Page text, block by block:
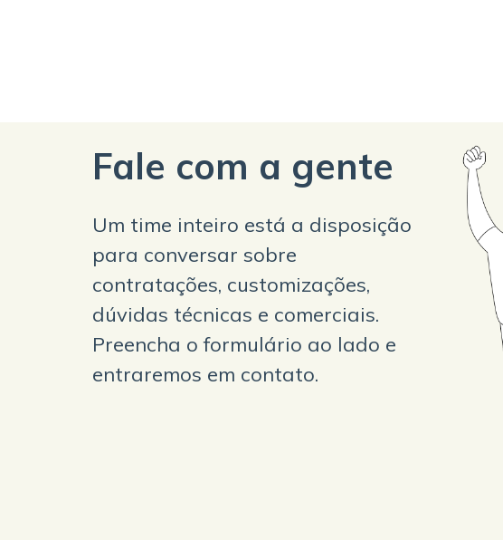
Fale com a gente
Um time inteiro está a disposição
para conversar sobre
contratações, customizações,
dúvidas técnicas e comerciais.
Preencha o formulário ao lado e
entraremos em contato.